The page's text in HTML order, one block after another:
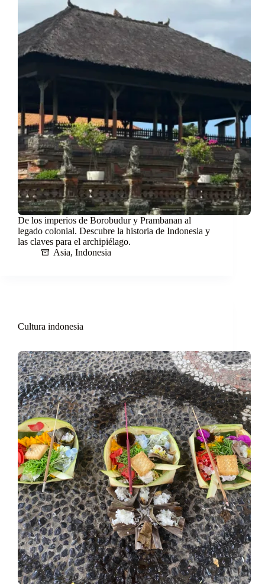
De los imperios de Borobudur y Prambanan al
legado colonial. Descubre la historia de Indonesia y
las claves para el archipiélago.
Asia, Indonesia
Cultura indonesia